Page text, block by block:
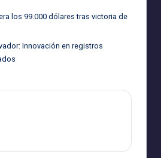
los 99.000 dólares tras victoria de
Innovación en registros